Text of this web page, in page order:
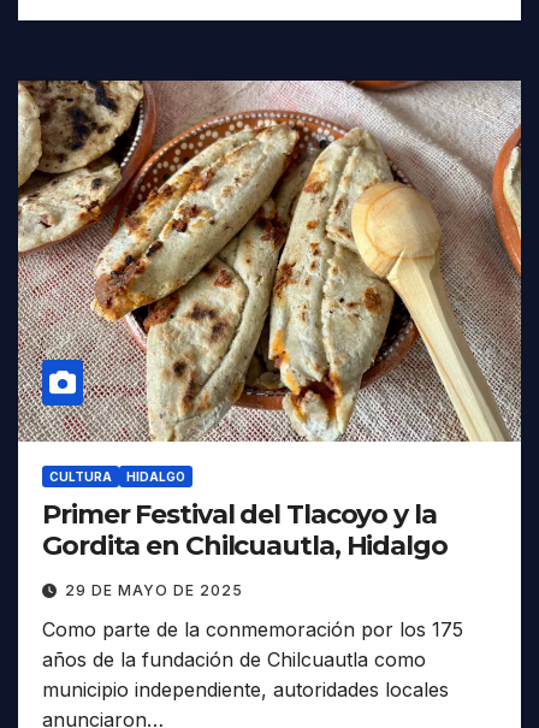
CULTURA HIDALGO
Primer Festival del Tlacoyo y la
Gordita en Chilcuautla, Hidalgo
29 DE MAYO DE 2025
Como parte de la conmemoración por los 175
años de la fundación de Chilcuautla como
municipio independiente, autoridades locales
anunciaron…